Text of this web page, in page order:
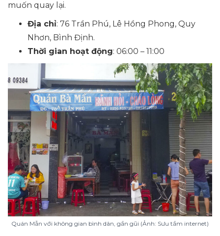
muốn quay lại.
Địa chỉ: 76 Trần Phú, Lê Hồng Phong, Quy
Nhơn, Bình Định.
Thời gian hoạt động: 06:00 – 11:00
Quán Mẫn với không gian bình dân, gần gũi (Ảnh: Sưu tầm internet)